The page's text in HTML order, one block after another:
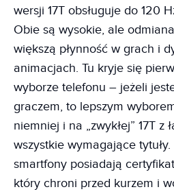
wersji 17T obsługuje do 120
Obie są wysokie, ale
większą płynność w grach i
animacjach. Tu kryje się
wyborze telefonu – jeżeli
graczem, to lepszym
niemniej i na „zwykłej” 17T z
wszystkie wymagające
smartfony posiadają
który chroni przed kurzem i